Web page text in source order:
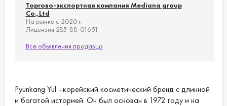
Торгово-экспортная компания Mediana group
Co.,Ltd
На рынке с 2020 г.
Лицензия 285-88-01651
Все объявления продавца
Pyunkang Yul –корейский косметический бренд с длинной
и богатой историей. Он был основан в 1972 году и на